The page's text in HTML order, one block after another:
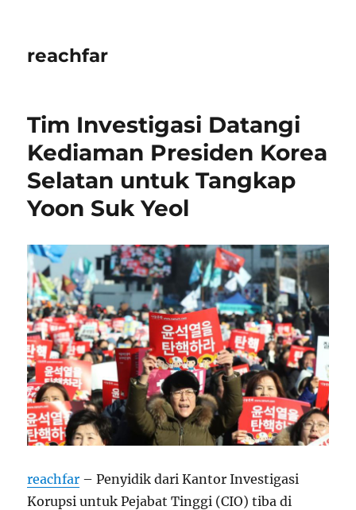
reachfar
Tim Investigasi Datangi
Kediaman Presiden Korea
Selatan untuk Tangkap
Yoon Suk Yeol
reachfar – Penyidik dari Kantor Investigasi
Korupsi untuk Pejabat Tinggi (CIO) tiba di